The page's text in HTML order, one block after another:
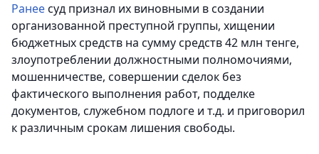
Ранеесуд признал их виновными в создании
организованной преступной группы, хищении
бюджетных средств на сумму средств 42 млн тенге,
злоупотреблении должностными полномочиями,
мошенничестве, совершении сделок без
фактического выполнения работ, подделке
документов, служебном подлоге и т.д. и приговорил
к различным срокам лишения свободы.